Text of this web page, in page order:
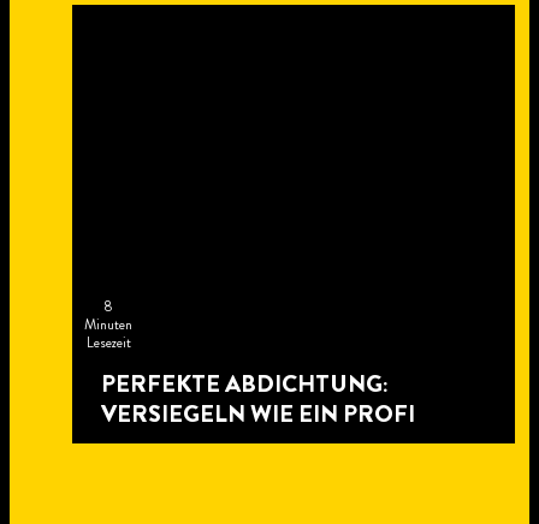
8
Minuten
Lesezeit
PERFEKTE ABDICHTUNG:
VERSIEGELN WIE EIN PROFI